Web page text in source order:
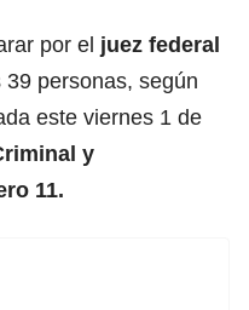
por el juez federal
39 personas, según
este viernes 1 de
y
11.